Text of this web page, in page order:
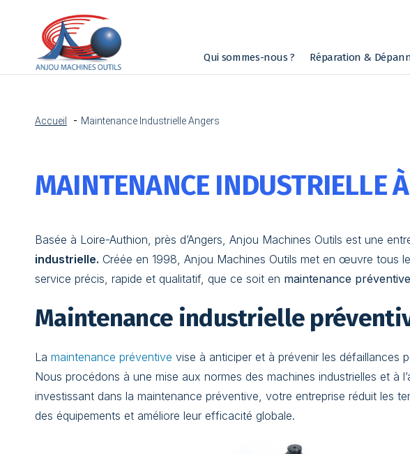
Qui sommes-nous ? Réparation &
Accueil Maintenance Industrielle Angers
MAINTENANCE INDUSTRIELLE
Basée à Loire-Authion, près d’Angers, Anjou Machines Outils est une
industrielle. Créée en 1998, Anjou Machines Outils met en œuvre tous
service précis, rapide et qualitatif, que ce soit en maintenance préventive
Maintenance industrielle
La maintenance préventive vise à anticiper et à prévenir les défaillances
Nous procédons à une mise aux normes des machines industrielles et à
investissant dans la maintenance préventive, votre entreprise réduit les
des équipements et améliore leur efficacité globale.